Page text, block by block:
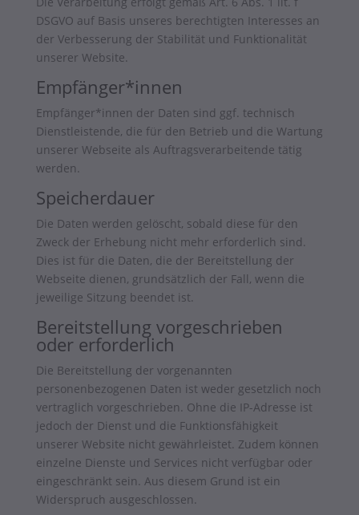
DSGVO auf Basis unseres berechtigten Interesses an
der Verbesserung der Stabilität und Funktionalität
unserer Website.
Empfänger*innen
Empfänger*innen der Daten sind ggf. technisch
Dienstleistende, die für den Betrieb und die Wartung
unserer Webseite als Auftragsverarbeitende tätig
werden.
Speicherdauer
Die Daten werden gelöscht, sobald diese für den
Zweck der Erhebung nicht mehr erforderlich sind.
Dies ist für die Daten, die der Bereitstellung der
Webseite dienen, grundsätzlich der Fall, wenn die
jeweilige Sitzung beendet ist.
Bereitstellung vorgeschrieben
oder erforderlich
Die Bereitstellung der vorgenannten
personenbezogenen Daten ist weder gesetzlich noch
vertraglich vorgeschrieben. Ohne die IP-Adresse ist
jedoch der Dienst und die Funktionsfähigkeit
unserer Website nicht gewährleistet. Zudem können
einzelne Dienste und Services nicht verfügbar oder
eingeschränkt sein. Aus diesem Grund ist ein
Widerspruch ausgeschlossen.